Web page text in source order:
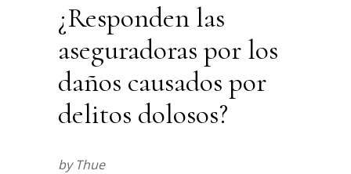
¿Responden las
aseguradoras por los
daños causados por
delitos dolosos?
by Thue